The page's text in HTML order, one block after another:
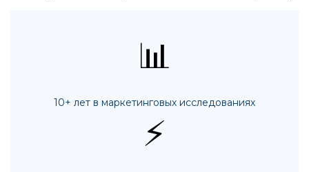
📊
10+ лет в маркетинговых исследованиях
⚡